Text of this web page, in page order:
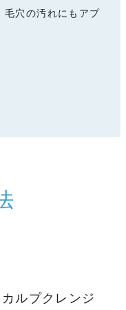
毛穴の汚れにもアプ
ルプクレンジ